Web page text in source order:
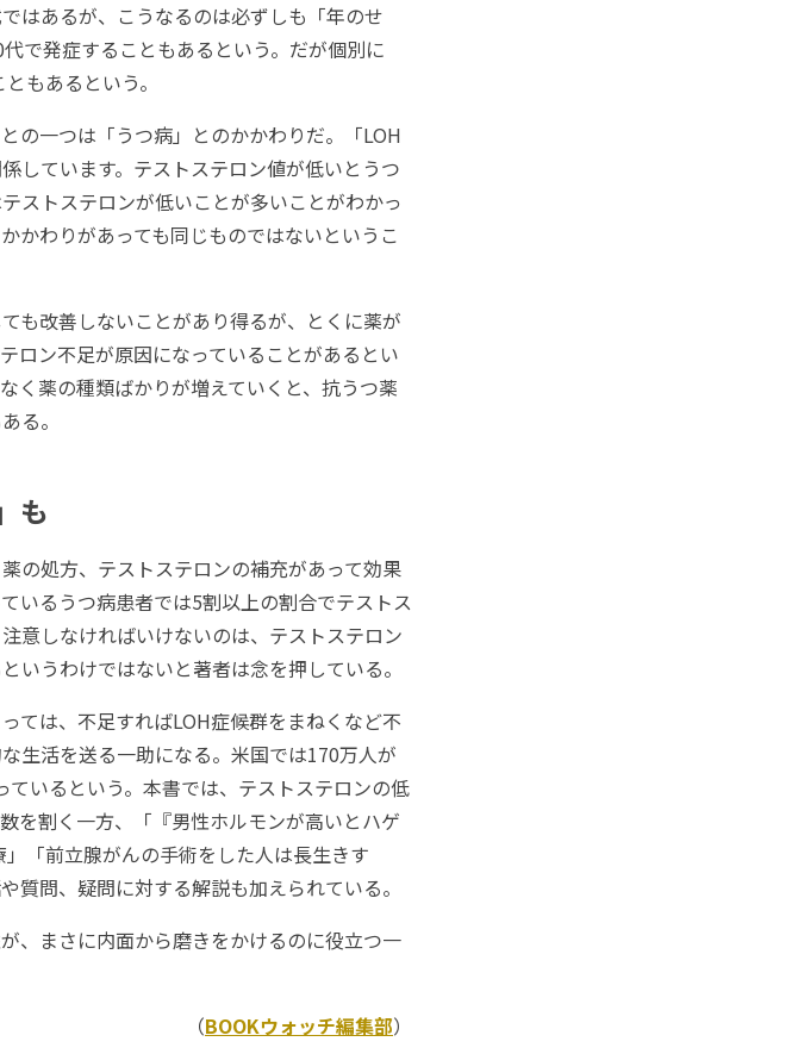
はあるが、こうなるのは必ずしも「年のせ
で発症することもあるという。だが個別に
もあるという。
の一つは「うつ病」とのかかわりだ。「LOH
しています。テストステロン値が低いとうつ
ストステロンが低いことが多いことがわかっ
かわりがあっても同じものではないというこ
も改善しないことがあり得るが、とくに薬が
ロン不足が原因になっていることがあるとい
く薬の種類ばかりが増えていくと、抗うつ薬
る。
も
の処方、テストステロンの補充があって効果
いるうつ病患者では5割以上の割合でテストス
意しなければいけないのは、テストステロン
いうわけではないと著者は念を押している。
ては、不足すればLOH症候群をまねくなど不
生活を送る一助になる。米国では170万人が
いるという。本書では、テストステロンの低
を割く一方、「『男性ホルモンが高いとハゲ
「前立腺がんの手術をした人は長生きす
質問、疑問に対する解説も加えられている。
、まさに内面から磨きをかけるのに役立つ一
（BOOKウォッチ編集部）